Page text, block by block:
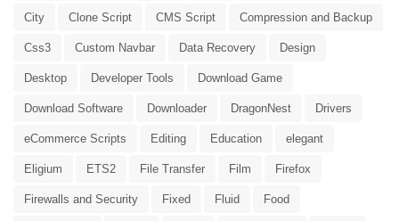
City Clone Script CMS Script Compression and Backup
Css3 Custom Navbar Data Recovery Design
Desktop Developer Tools Download Game
Download Software Downloader DragonNest Drivers
eCommerce Scripts Editing Education elegant
Eligium ETS2 File Transfer Film Firefox
Firewalls and Security Fixed Fluid Food